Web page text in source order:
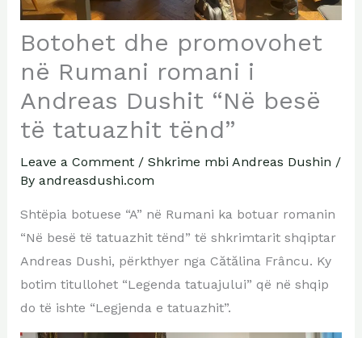
Botohet dhe promovohet
në Rumani romani i
Andreas Dushit “Në besë
të tatuazhit tënd”
Leave a Comment / Shkrime mbi Andreas Dushin /
By andreasdushi.com
Shtëpia botuese “A” në Rumani ka botuar romanin
“Në besë të tatuazhit tënd” të shkrimtarit shqiptar
Andreas Dushi, përkthyer nga Cătălina Frâncu. Ky
botim titullohet “Legenda tatuajului” që në shqip
do të ishte “Legjenda e tatuazhit”.